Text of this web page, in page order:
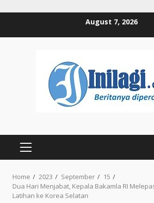
August 7, 2026
PRIMARY
Home 2023 September
15
Dua Hari Menjabat, Kepala Bakamla RI
Latihan ke Korea Selatan